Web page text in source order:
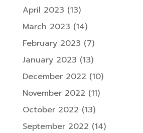
April 2023 (13)
March 2023 (14)
February 2023 (7)
January 2023 (13)
December 2022 (10)
November 2022 (11)
October 2022 (13)
September 2022 (14)